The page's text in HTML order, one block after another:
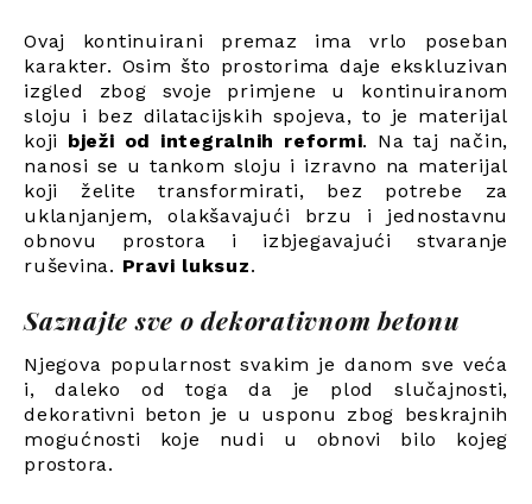
Ovaj kontinuirani premaz ima vrlo poseban
karakter. Osim što prostorima daje ekskluzivan
izgled zbog svoje primjene u kontinuiranom
sloju i bez dilatacijskih spojeva, to je materijal
koji bježi od integralnih reformi. Na taj način,
nanosi se u tankom sloju i izravno na materijal
koji želite transformirati, bez potrebe za
uklanjanjem, olakšavajući brzu i jednostavnu
obnovu prostora i izbjegavajući stvaranje
ruševina. Pravi luksuz.
Saznajte sve o dekorativnom betonu
Njegova popularnost svakim je danom sve veća
i, daleko od toga da je plod slučajnosti,
dekorativni beton je u usponu zbog beskrajnih
mogućnosti koje nudi u obnovi bilo kojeg
prostora.